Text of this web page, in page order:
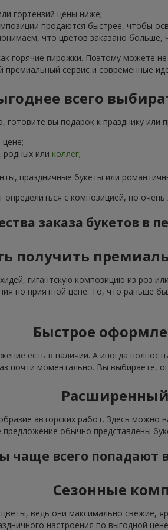
гортензий цены ниже;
продаются быстрее, чтобы
что цветов заказано
горячие пирожки. Поэтому можете
сервис и современные
всего
вы подарок к празднику или
, родных или коллег;
праздничные букеты или
с композицией, но
заказа букетов в
получить
гигантскую композицию из роз
по приятной цене. То, что раньше
Быстрое
есть в наличии. А иногда
почти моментально. Вы выбираете,
авторских работ. Здесь
обычно представлены
чаще всего попадают
Сезонные
ведь они максимально свежие,
настроения по выгодной